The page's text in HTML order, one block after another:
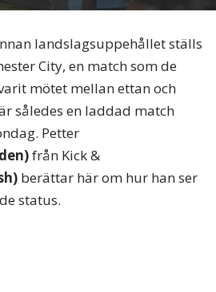
landslagsuppehållet ställs
City, en match som de
mötet mellan ettan och
således en laddad match
Petter
från Kick &
berättar här om hur han ser
status.